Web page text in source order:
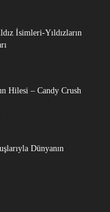
İsimleri-Yıldızların
Hilesi – Candy Crush
Dünyanın